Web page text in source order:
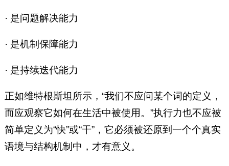
· 是问题解决能力
· 是机制保障能力
· 是持续迭代能力
正如维特根斯坦所示，“我们不应问某个词的定义，
而应观察它如何在生活中被使用。”执行力也不应被
简单定义为“快”或“干”，它必须被还原到一个个真实
语境与结构机制中，才有意义。